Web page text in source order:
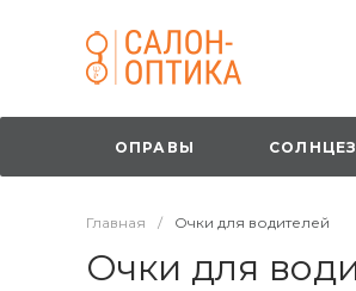
ОПРАВЫ
Главная / Очки для водителей
Очки для